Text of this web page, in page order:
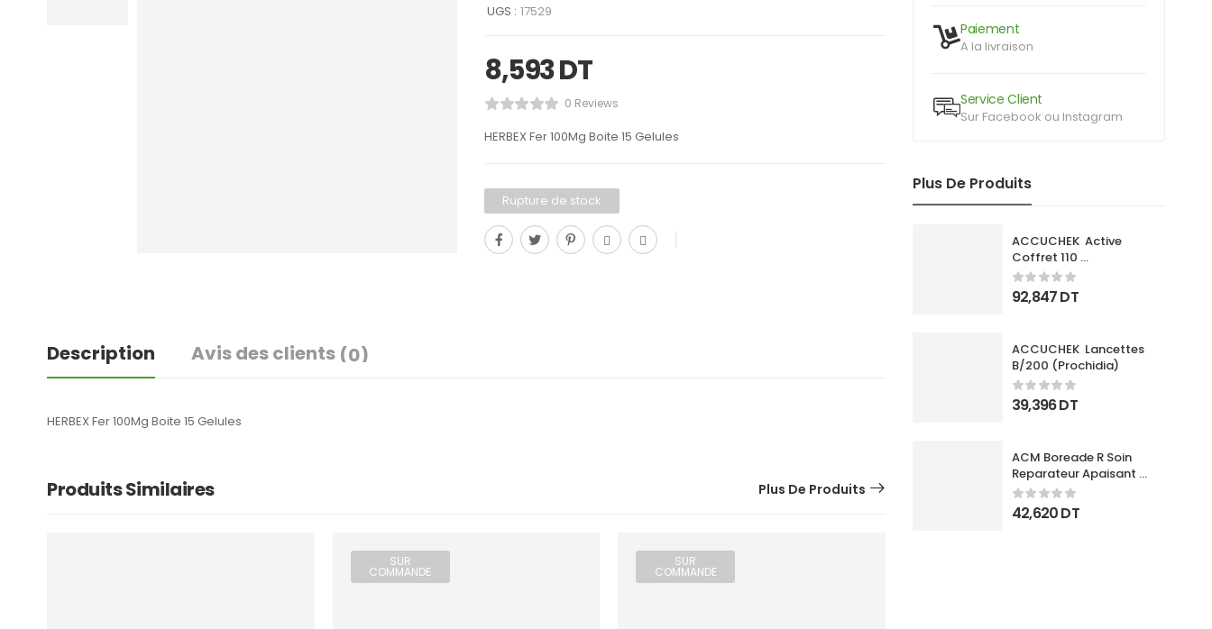
Paiement
A la livraison
Service Client
Sur Facebook ou Instagram
Plus De Produits
ACCUCHEK  Active
Coffret 110
Bandlettes+Appareil
92,847DT
ACCUCHEK  Lancettes
B/200 (Prochidia)
39,396DT
ACM Boreade R Soin
Reparateur Apaisant
40Ml
42,620DT
UGS : 17529
8,593DT
0 Reviews
HERBEX Fer 100Mg Boite 15 Gelules
Rupture de stock
Description Avis des clients (0)
HERBEX Fer 100Mg Boite 15 Gelules
Produits Similaires Plus De Produits
SUR
COMMANDE
SUR
COMMANDE